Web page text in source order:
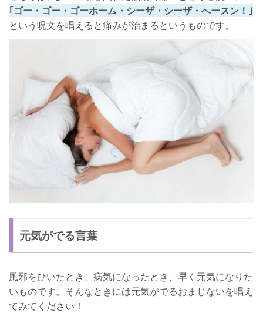
｢ゴー・ゴー・ゴーホーム・シーザ・シーザ・へースン！｣
という呪文を唱えると痛みが治まるというものです。
元気がでる言葉
風邪をひいたとき、病気になったとき、早く元気になりた
いものです。そんなときには元気がでるおまじないを唱え
てみてください！